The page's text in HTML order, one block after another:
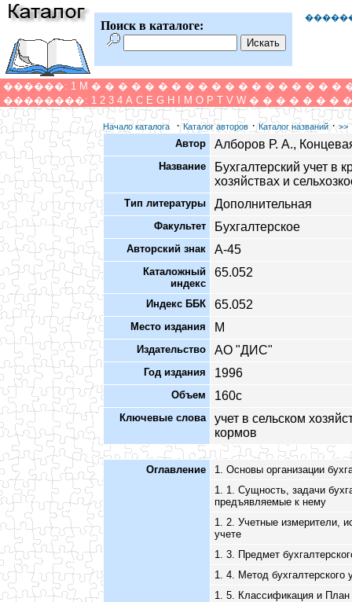
Поиск в каталоге:
������: 1 M � � � � � � � � � � � � � � � � � � �
��������: 1 2 3 4 A C E G H M O P T V W � � � � � � � �
Начало каталога ·Каталог авторов ·Каталог названий·>>
Автор Алборов Р. А.,
Название
Бухгалтерский учет в
хозяйствах и
Тип литературы Дополнительная
Факультет Бухгалтерское
Авторский знак А-45
Каталожный
индекс
65.052
Индекс ББК 65.052
Место издания М
Издательство АО "ДИС"
Год издания 1996
Объем 160с
Ключевые слова
учет в сельском
кормов
Оглавление
1. Основы организации
1. 1. Сущность, задачи
предъявляемые к нему
1. 2. Учетные измерители,
учете
1. 3. Предмет
1. 4. Метод бухгалтерского
1. 5. Классификация и План